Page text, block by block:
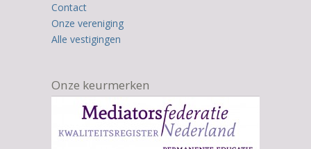
Contact
Onze vereniging
Alle vestigingen
Onze keurmerken